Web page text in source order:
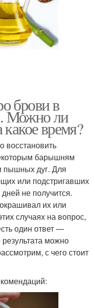
брови в
Можно ли
время?
восстановить
барышням
пышных дуг. Для
или подстригавших
не получится.
их или
случаях на вопрос,
один ответ —
можно
с чего стоит